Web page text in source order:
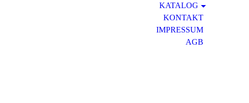
KATALOG
KONTAKT
IMPRESSUM
AGB